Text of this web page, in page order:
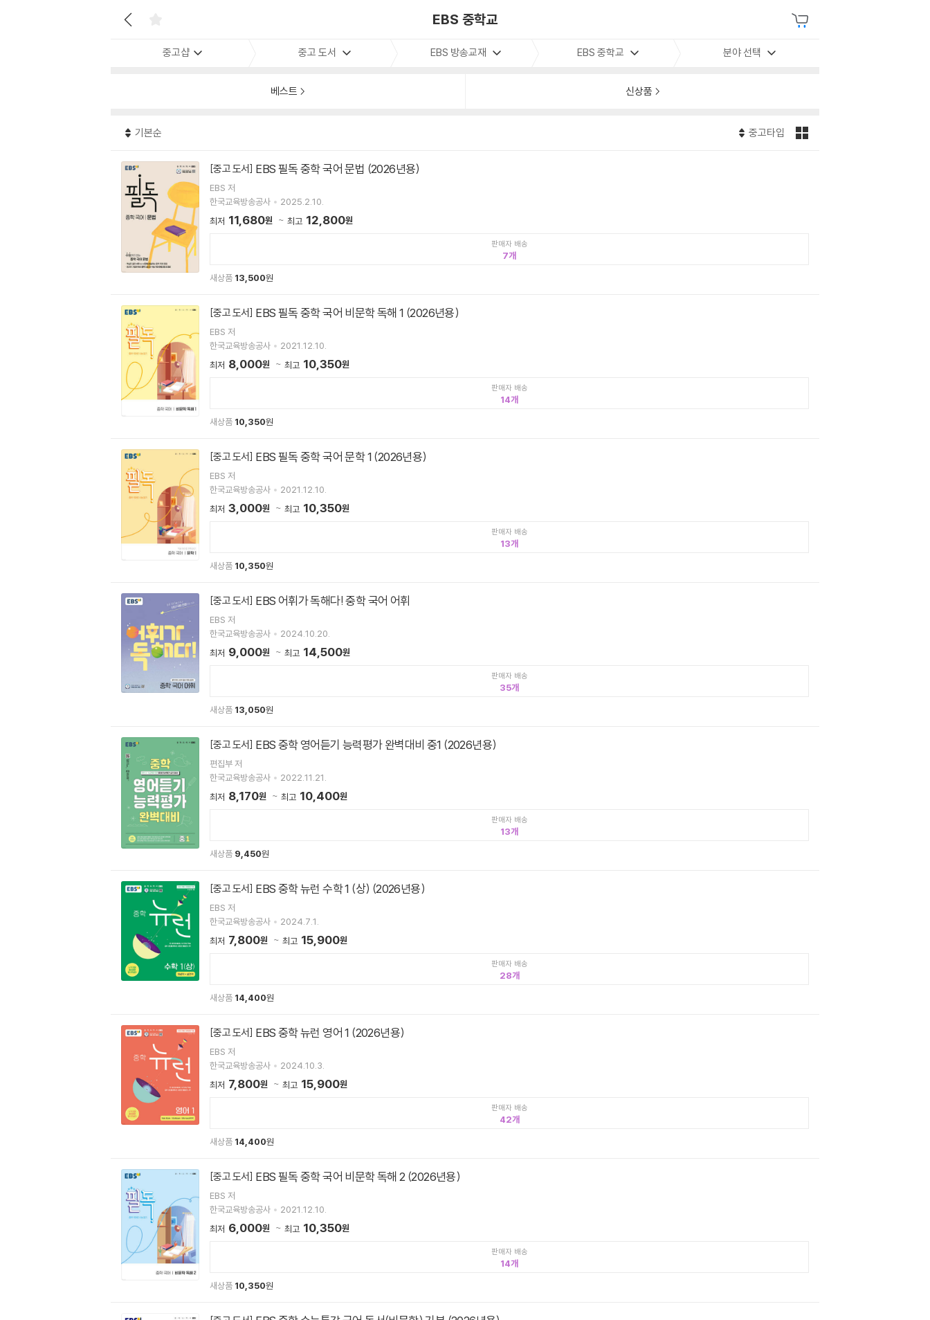
EBS 중학교
중고샵 중고 도서 EBS 방송교재 EBS 중학교 분야 선택
베스트 신상품
기본순 중고타입
[중고 도서] EBS 필독 중학 국어 문법 (2026년용)
EBS 저
한국교육방송공사
2025.2.10.
최저 11,680원 최고 12,800원
판매자 배송
7
새상품 13,500원
[중고 도서] EBS 필독 중학 국어 비문학 독해 1 (2026년용)
EBS 저
한국교육방송공사
2021.12.10.
최저 8,000원 최고 10,350원
판매자 배송
14
새상품 10,350원
[중고 도서] EBS 필독 중학 국어 문학 1 (2026년용)
EBS 저
한국교육방송공사
2021.12.10.
최저 3,000원 최고 10,350원
판매자 배송
13
새상품 10,350원
[중고 도서] EBS 어휘가 독해다! 중학 국어 어휘
EBS 저
한국교육방송공사
2024.10.20.
최저 9,000원 최고 14,500원
판매자 배송
35
새상품 13,050원
[중고 도서] EBS 중학 영어듣기 능력평가 완벽대비 중1 (2026년용)
편집부 저
한국교육방송공사
2022.11.21.
최저 8,170원 최고 10,400원
판매자 배송
13
새상품 9,450원
[중고 도서] EBS 중학 뉴런 수학 1 (상) (2026년용)
EBS 저
한국교육방송공사
2024.7.1.
최저 7,800원 최고 15,900원
판매자 배송
28
새상품 14,400원
[중고 도서] EBS 중학 뉴런 영어 1 (2026년용)
EBS 저
한국교육방송공사
2024.10.3.
최저 7,800원 최고 15,900원
판매자 배송
42
새상품 14,400원
[중고 도서] EBS 필독 중학 국어 비문학 독해 2 (2026년용)
EBS 저
한국교육방송공사
2021.12.10.
최저 6,000원 최고 10,350원
판매자 배송
14
새상품 10,350원